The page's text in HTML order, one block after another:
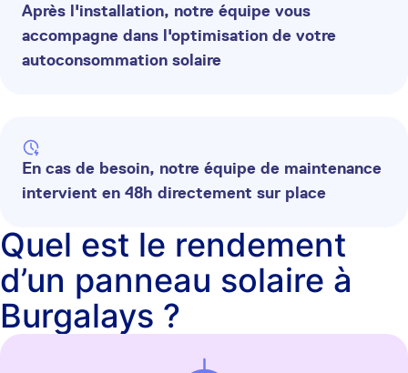
Après l'installation, notre équipe vous
accompagne dans l'optimisation de votre
autoconsommation solaire
En cas de besoin, notre équipe de maintenance
intervient en 48h directement sur place
Quel est le rendement
d’un panneau solaire à
Burgalays ?